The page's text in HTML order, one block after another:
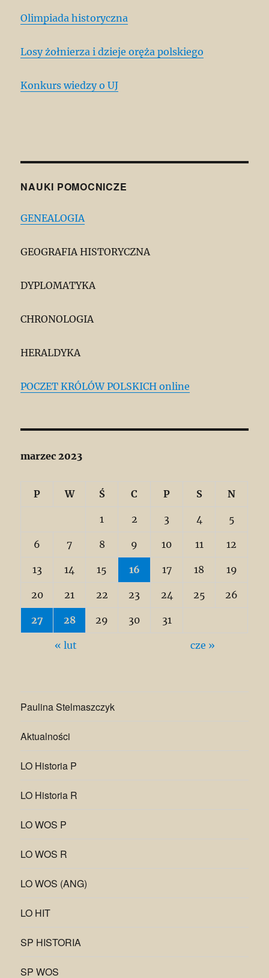
Olimpiada historyczna
Losy żołnierza i dzieje oręża polskiego
Konkurs wiedzy o UJ
NAUKI POMOCNICZE
GENEALOGIA
GEOGRAFIA HISTORYCZNA
DYPLOMATYKA
CHRONOLOGIA
HERALDYKA
POCZET KRÓLÓW POLSKICH online
marzec 2023
P W Ś C P S N
1 2 3 4 5
6 7 8 9 10 11 12
13 14 15 16 17 18 19
20 21 22 23 24 25 26
27 28 29 30 31
« lut cze »
Paulina Stelmaszczyk
Aktualności
LO Historia P
LO Historia R
LO WOS P
LO WOS R
LO WOS (ANG)
LO HIT
SP HISTORIA
SP WOS